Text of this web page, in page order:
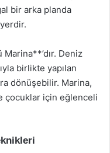
bir arka planda
Deniz
birlikte yapılan
dönüşebilir. Marina,
çocuklar için eğlenceli